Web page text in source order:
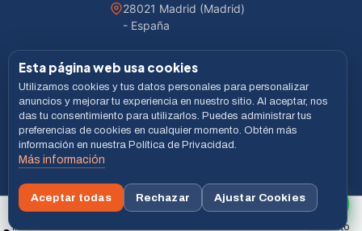
28021 Madrid (Madrid)
- España
© 2026 Sofycon · Todos los derechos reservados
Desarrollado porLiveCommerce
Aviso legal
MASTERCARD BIZUM
Inicio Menú Carrito
Esta página web usa cookies
Utilizamos cookies y tus datos personales para personalizar
anuncios y mejorar tu experiencia en nuestro sitio. Al aceptar, nos
das tu consentimiento para utilizarlos. Puedes administrar tus
preferencias de cookies en cualquier momento. Obtén más
información en nuestra Política de Privacidad.
Más información
Aceptar todas Rechazar Ajustar Cookies